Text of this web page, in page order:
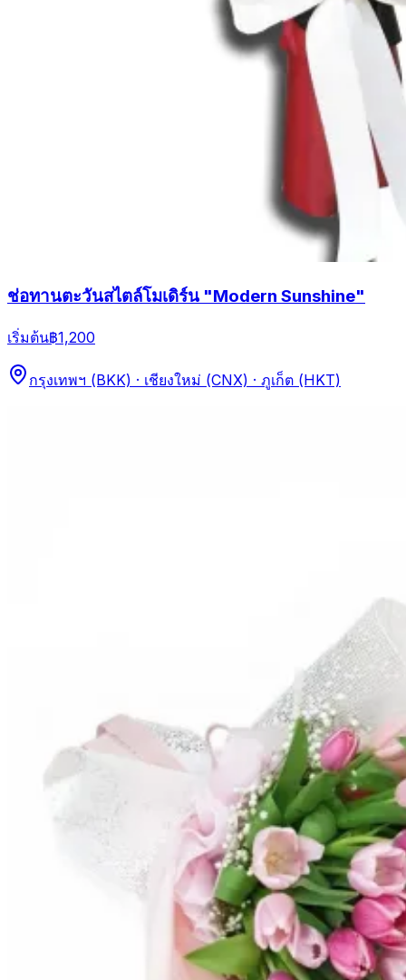
ช่อทานตะวันสไตล์โมเดิร์น "Modern Sunshine"
เริ่มต้น฿1,200
กรุงเทพฯ (BKK) · เชียงใหม่ (CNX) · ภูเก็ต (HKT)